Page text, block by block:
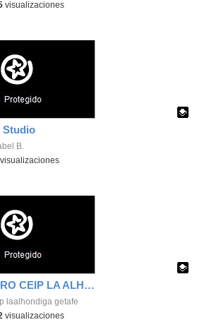
visualizaciones
Studio
B.
visualizaciones
DÍA DEL LIBRO CEIP LA ALHÓNDIGA
laalhondiga getafe
visualizaciones